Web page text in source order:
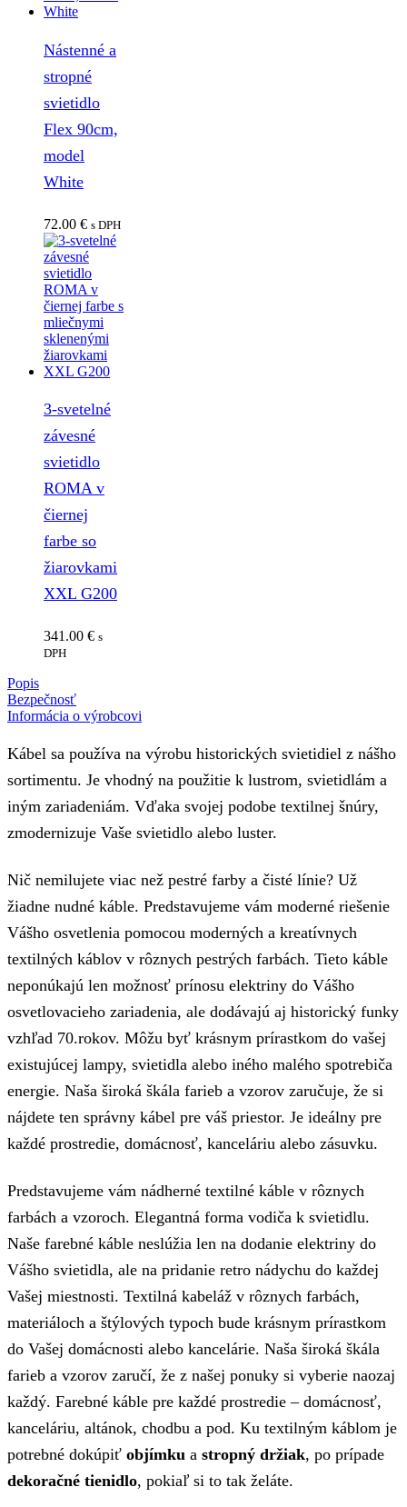
Nástenné a
stropné
svietidlo
Flex 90cm,
model
White
72.00 € s DPH
3-svetelné
závesné
svietidlo
ROMA v
čiernej
farbe so
žiarovkami
XXL G200
341.00 € s
DPH
Popis
Bezpečnosť
Informácia o výrobcovi
Kábel sa používa na výrobu historických svietidiel z nášho
sortimentu. Je vhodný na použitie k lustrom, svietidlám a
iným zariadeniám. Vďaka svojej podobe textilnej šnúry,
zmodernizuje Vaše svietidlo alebo luster.
Nič nemilujete viac než pestré farby a čisté línie? Už
žiadne nudné káble. Predstavujeme vám moderné riešenie
Vášho osvetlenia pomocou moderných a kreatívnych
textilných káblov v rôznych pestrých farbách. Tieto káble
neponúkajú len možnosť prínosu elektriny do Vášho
osvetlovacieho zariadenia, ale dodávajú aj historický funky
vzhľad 70.rokov. Môžu byť krásnym prírastkom do vašej
existujúcej lampy, svietidla alebo iného malého spotrebiča
energie. Naša široká škála farieb a vzorov zaručuje, že si
nájdete ten správny kábel pre váš priestor. Je ideálny pre
každé prostredie, domácnosť, kanceláriu alebo zásuvku.
Predstavujeme vám nádherné textilné káble v rôznych
farbách a vzoroch. Elegantná forma vodiča k svietidlu.
Naše farebné káble neslúžia len na dodanie elektriny do
Vášho svietidla, ale na pridanie retro nádychu do každej
Vašej miestnosti. Textilná kabeláž v rôznych farbách,
materiáloch a štýlových typoch bude krásnym prírastkom
do Vašej domácnosti alebo kancelárie. Naša široká škála
farieb a vzorov zaručí, že z našej ponuky si vyberie naozaj
každý. Farebné káble pre každé prostredie – domácnosť,
kanceláriu, altánok, chodbu a pod. Ku textilným káblom je
potrebné dokúpiť objímku a stropný držiak, po prípade
dekoračné tienidlo, pokiaľ si to tak želáte.